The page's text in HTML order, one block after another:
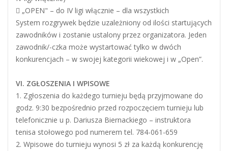
 „OPEN" – do IV ligi włącznie – dla wszystkich
System rozgrywek będzie uzależniony od ilości startujących
zawodników i zostanie ustalony przez organizatora. Jeden
zawodnik/-czka może wystartować tylko w dwóch
konkurencjach – w swojej kategorii wiekowej i w „Open”.
VI. ZGŁOSZENIA I WPISOWE
1. Zgłoszenia do każdego turnieju będą przyjmowane do
godz. 9:30 bezpośrednio przed rozpoczęciem turnieju lub
telefonicznie u p. Dariusza Biernackiego – instruktora
tenisa stołowego pod numerem tel. 784-061-659
2. Wpisowe do turnieju wynosi 5 zł za każdą konkurencję